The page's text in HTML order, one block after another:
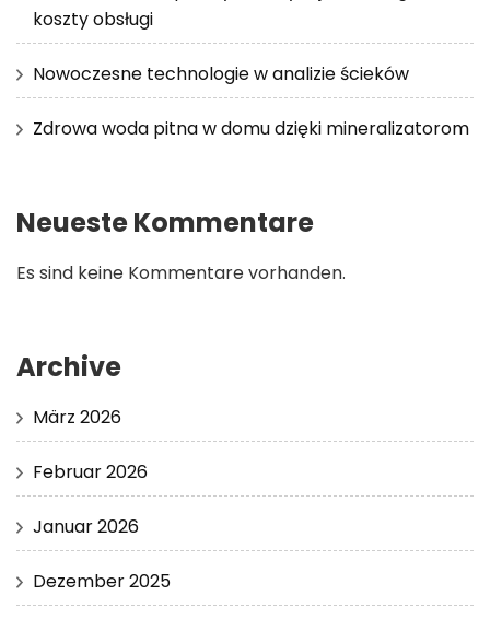
koszty obsługi
Nowoczesne technologie w analizie ścieków
Zdrowa woda pitna w domu dzięki mineralizatorom
Neueste Kommentare
Es sind keine Kommentare vorhanden.
Archive
März 2026
Februar 2026
Januar 2026
Dezember 2025